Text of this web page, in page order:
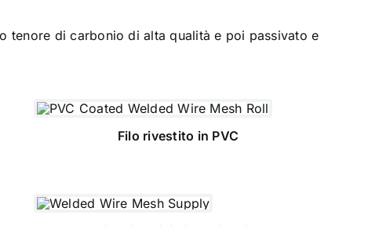
tenore di carbonio di alta qualità e poi passivato e
Filo rivestito in PVC